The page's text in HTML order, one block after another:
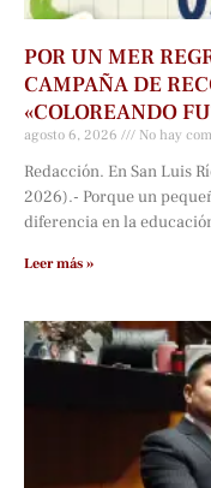
POR UN MER
CAMPAÑA DE
«COLOREANDO
agosto 6, 2026 No hay
Redacción. En San Luis
2026).- Porque un
diferencia en la
Leer más »